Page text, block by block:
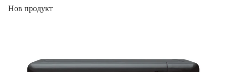
Нов продукт